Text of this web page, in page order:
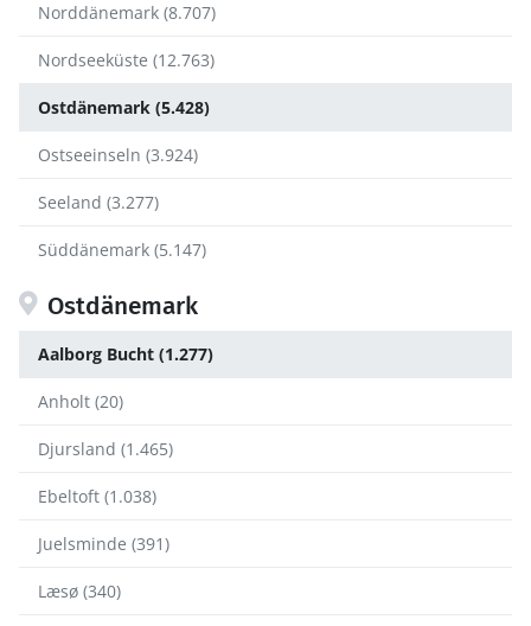
Norddänemark (8.707)
Nordseeküste (12.763)
Ostdänemark (5.428)
Ostseeinseln (3.924)
Seeland (3.277)
Süddänemark (5.147)
Ostdänemark
Aalborg Bucht (1.277)
Anholt (20)
Djursland (1.465)
Ebeltoft (1.038)
Juelsminde (391)
Læsø (340)